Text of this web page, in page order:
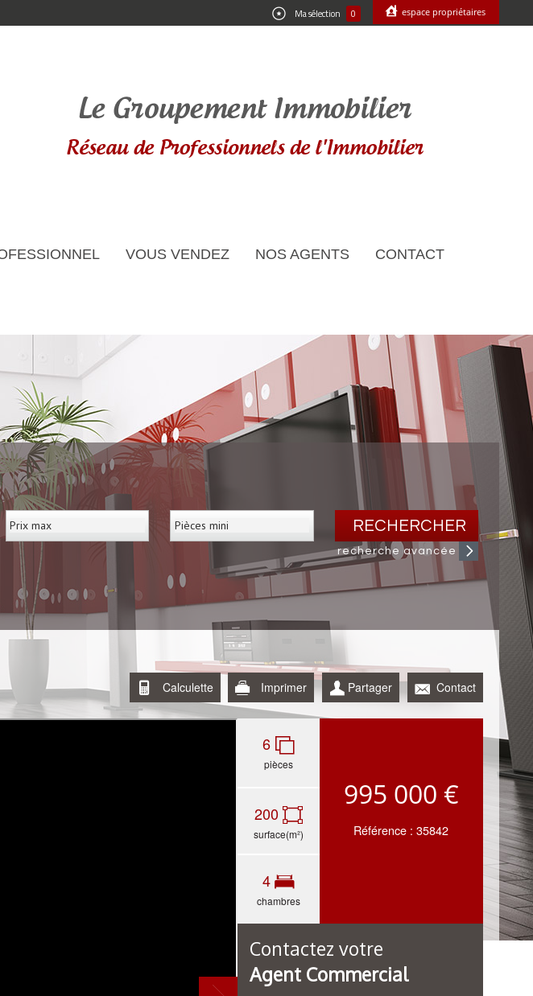
Ma sélection 0 espace propriétaires
VOUS VENDEZ NOS AGENTS CONTACT
RECHERCHER
recherche avancée
Contact
Partager
Imprimer
Calculette
6
pièces
200
surface(m²)
4
chambres
995 000 €
Référence : 35842
Contactez votre
Agent Commercial